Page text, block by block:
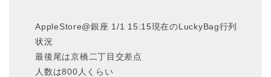
AppleStore@銀座 1/1 15:15現在のLuckyBag行列
状況
最後尾は京橋二丁目交差点
人数は800人くらい